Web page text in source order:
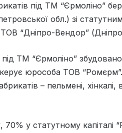
під ТМ “Єрмоліно”
обл.) зі
“Дніпро-Вендор”
ТМ “Єрмоліно”
керує юрособа ТОВ
– пельмені,
у статутному капіталі